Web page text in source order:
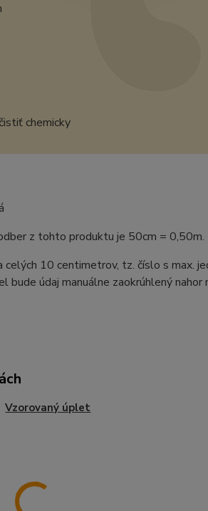
chemicky
z tohto produktu je 50cm = 0,50m.
celých 10 centimetrov, tz. číslo s max.
bude údaj manuálne zaokrúhlený nahor
Vzorovaný úplet